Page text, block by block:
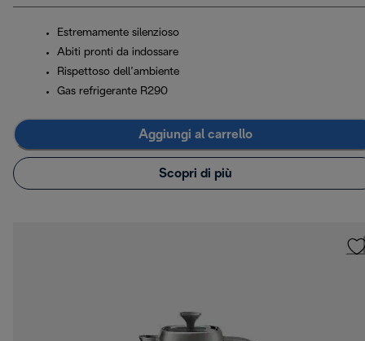
Estremamente silenzioso
Abiti pronti da indossare
Rispettoso dell’ambiente
Gas refrigerante R290
Aggiungi al carrello
Scopri di più